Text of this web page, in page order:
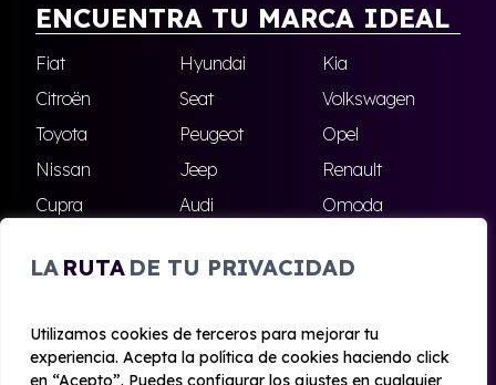
LA RUTA DE TU PRIVACIDAD
Utilizamos cookies de terceros para mejorar tu
experiencia. Acepta la política de cookies haciendo click
en “Acepto”. Puedes configurar los ajustes en cualquier
ENCUENTRA TU MARCA IDEAL
Fiat Hyundai
Kia
Citroën
Seat
Volkswagen
Toyota
Peugeot
Opel
Nissan
Jeep
Renault
Cupra
Audi
Omoda
Skoda
Ford Todas las marcas
© 2020 - 2026 Alhambra Renting